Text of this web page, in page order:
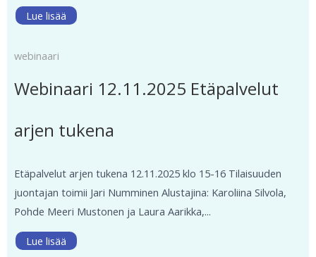
Lue lisää
webinaari
Webinaari 12.11.2025 Etäpalvelut
arjen tukena
Etäpalvelut arjen tukena 12.11.2025 klo 15-16 Tilaisuuden
juontajan toimii Jari Numminen Alustajina: Karoliina Silvola,
Pohde Meeri Mustonen ja Laura Aarikka,...
Lue lisää